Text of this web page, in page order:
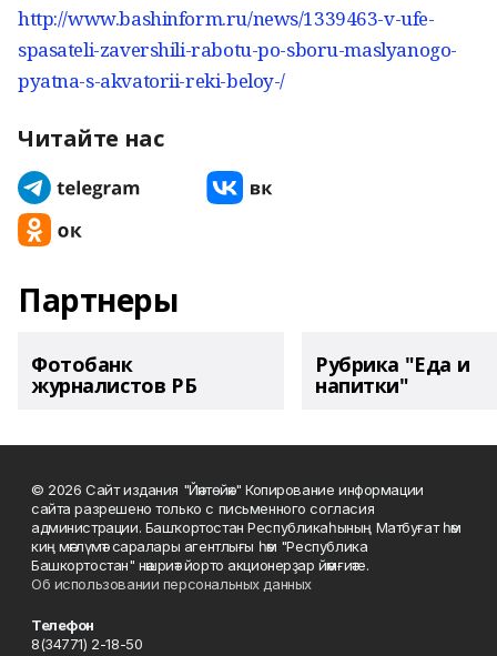
http://www.bashinform.ru/news/1339463-v-ufe-
spasateli-zavershili-rabotu-po-sboru-maslyanogo-
pyatna-s-akvatorii-reki-beloy-/
Читайте нас
Партнеры
Фотобанк
журналистов РБ
Рубрика "Еда и
напитки"
© 2026 Сайт издания "Йәнтөйәк" Копирование информации
сайта разрешено только с письменного согласия
администрации. Башҡортостан Республикаһының Матбуғат һәм
киң мәғлүмәт саралары агентлығы һәм "Республика
Башкортостан" нәшриәт йорто акционерҙар йәмғиәте.
Об использовании персональных данных
Телефон
8(34771) 2-18-50